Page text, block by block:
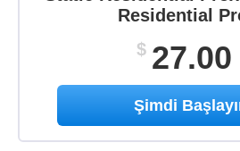
Residential
$ 27.00
Şimdi